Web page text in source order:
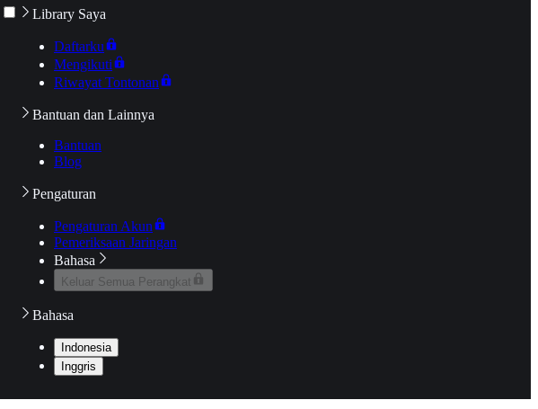
Library Saya
Daftarku
Mengikuti
Riwayat Tontonan
Bantuan dan Lainnya
Bantuan
Blog
Pengaturan
Pengaturan Akun
Pemeriksaan Jaringan
Bahasa
Keluar Semua Perangkat
Bahasa
Indonesia
Inggris